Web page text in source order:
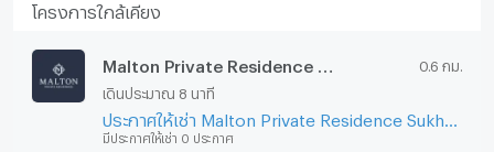
โครงการใกล้เคียง
0.6 กม.
เดินประมาณ 8 นาที
มีประกาศให้เช่า 0 ประกาศ